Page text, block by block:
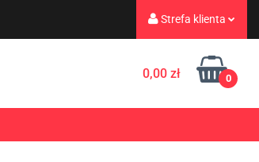
Strefa klienta
Zaloguj się
Zarejestruj się
Dodaj zgłoszenie
0,00 zł 0